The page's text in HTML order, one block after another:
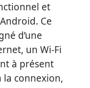
et
Ce
d’une
un Wi-Fi
à présent
la connexion,